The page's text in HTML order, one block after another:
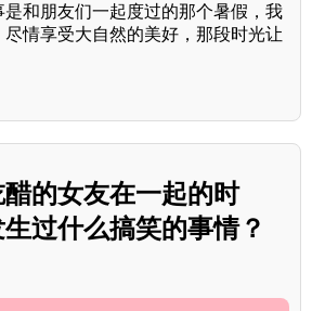
和朋友们一起度过的那个暑假，我
情享受大自然的美好，那段时光让
的女友在一起的时
过什么搞笑的事情？